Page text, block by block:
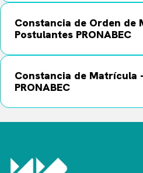
Constancia de Orden de
Postulantes PRONABEC
Constancia de Matrícula
PRONABEC